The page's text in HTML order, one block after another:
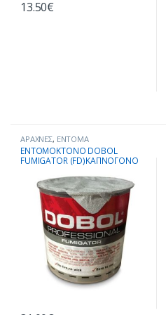
13.50€
ΑΡΑΧΝΕΣ, ΕΝΤΟΜΑ
ΑΠΟΘΗΚΕΥΜΕΝΩΝ ΠΡΟΙΟΝΤΩΝ
ΕΠΑΓΓΕΛΜΑΤΙΚΑ ΕΝΤΟΜΟΚΤΟΝΑ
ΕΤΟΙΜΑ ΠΡΟΣ ΧΡΗΣΗ
ΚΟΡΙΟΙ,ΚΟΥΝΟΥΠΙΑ,ΜΥΓΕΣ,
ΜΥΡΜΗΓΚΙΑ,ΣΚΟΡΟΙ,ΣΦΗΚΕΣ-
ΣΦΗΚΟΦΩΛΙΕΣ,ΨΑΡΑΚΙ,ΨΥΛΛΟΙ
ENTOMOKTONO DOBOL
FUMIGATOR (FD)KAΠΝΟΓΟΝΟ